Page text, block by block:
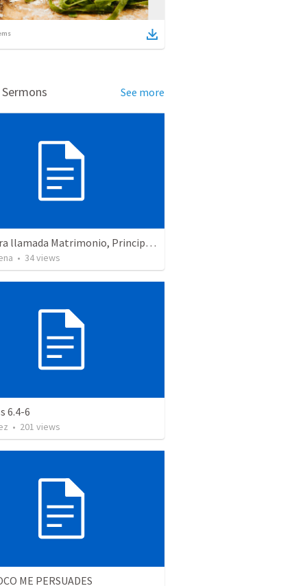
See more
Una obra llamada Matrimonio, Principios que ayudan
• 34views
6.4-6
• 201 views
ME PERSUADES